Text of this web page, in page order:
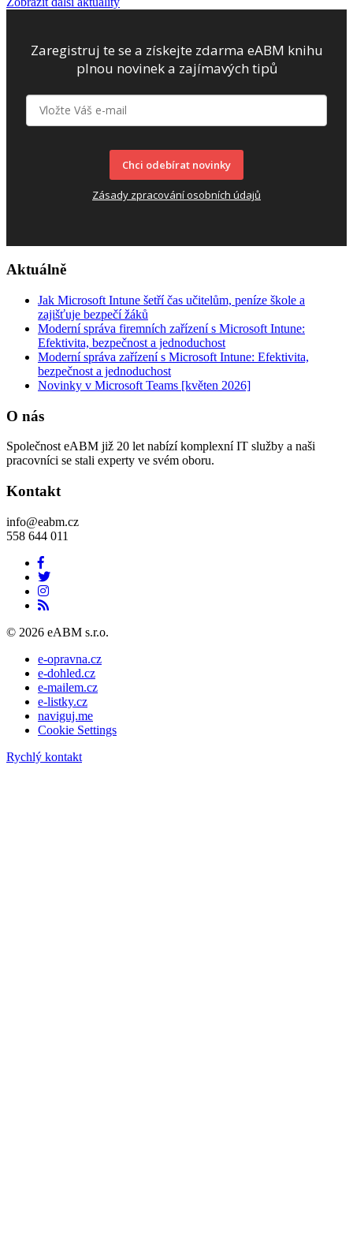
Zaregistruj te se a získejte zdarma eABM knihu
plnou novinek a zajímavých tipů
Chci odebírat novinky
Zásady zpracování osobních údajů
Aktuálně
Jak Microsoft Intune šetří čas učitelům, peníze škole a
zajišťuje bezpečí žáků
Moderní správa firemních zařízení s Microsoft Intune:
Efektivita, bezpečnost a jednoduchost
Moderní správa zařízení s Microsoft Intune: Efektivita,
bezpečnost a jednoduchost
Novinky v Microsoft Teams [květen 2026]
O nás
Společnost eABM již 20 let nabízí komplexní IT služby a naši
pracovníci se stali experty ve svém oboru.
Kontakt
info@eabm.cz
558 644 011
© 2026 eABM s.r.o.
e-opravna.cz
e-dohled.cz
e-mailem.cz
e-listky.cz
naviguj.me
Cookie Settings
Rychlý kontakt